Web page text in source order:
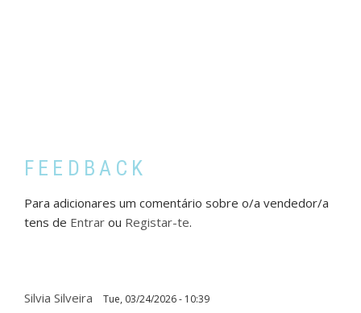
FEEDBACK
Para adicionares um comentário sobre o/a vendedor/a
tens de Entrar ou Registar-te.
Silvia Silveira Tue, 03/24/2026 - 10:39